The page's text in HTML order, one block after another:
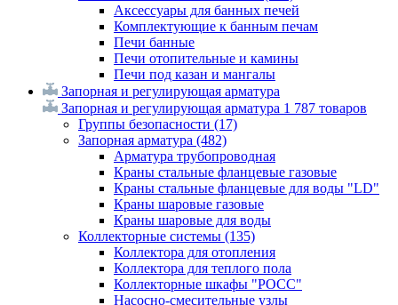
Аксессуары для банных печей
Комплектующие к банным печам
Печи банные
Печи отопительные и камины
Печи под казан и мангалы
Запорная и регулирующая арматура
Запорная и регулирующая арматура 1 787 товаров
Группы безопасности (17)
Запорная арматура (482)
Арматура трубопроводная
Краны стальные фланцевые газовые
Краны стальные фланцевые для воды "LD"
Краны шаровые газовые
Краны шаровые для воды
Коллекторные системы (135)
Коллектора для отопления
Коллектора для теплого пола
Коллекторные шкафы "РОСС"
Насосно-смесительные узлы